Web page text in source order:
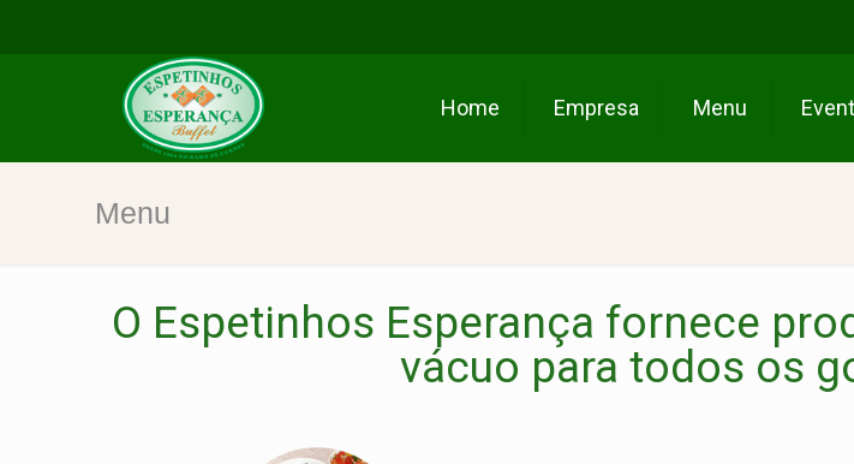
Home Empresa Menu
Menu
O Espetinhos Esperança fornece
vácuo para todos os